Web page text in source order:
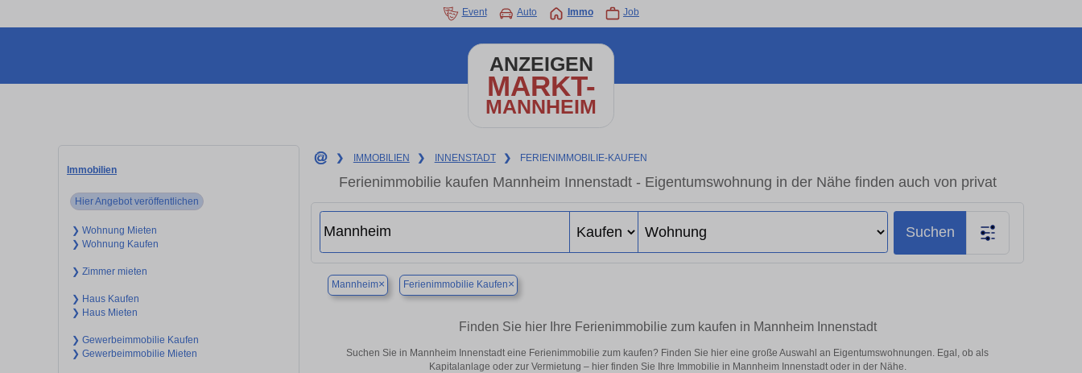
Event Auto Immo Job
ANZEIGEN
MARKT-
MANNHEIM
Immobilien
Hier Angebot veröffentlichen
❯ Wohnung Mieten
❯ Wohnung Kaufen
❯ Zimmer mieten
❯ Haus Kaufen
❯ Haus Mieten
❯ Gewerbeimmobilie Kaufen
❯ Gewerbeimmobilie Mieten
❯ IMMOBILIEN ❯ INNENSTADT ❯ FERIENIMMOBILIE-KAUFEN
Ferienimmobilie kaufen Mannheim Innenstadt - Eigentumswohnung in der Nähe finden auch von privat
Suchen
Mannheim× Ferienimmobilie Kaufen×
Finden Sie hier Ihre Ferienimmobilie zum kaufen in Mannheim Innenstadt
Suchen Sie in Mannheim Innenstadt eine Ferienimmobilie zum kaufen? Finden Sie hier eine große Auswahl an Eigentumswohnungen. Egal, ob als
Kapitalanlage oder zur Vermietung – hier finden Sie Ihre Immobilie in Mannheim Innenstadt oder in der Nähe.